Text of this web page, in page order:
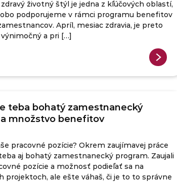
zdravý životný štýl je jedna z kľúčových oblastí,
podporujeme v rámci programu benefitov
Apríl, mesiac zdravia, je preto
a pri […]
teba bohatý zamestnanecký
množstvo benefitov
pracovné pozície? Okrem zaujímavej práce
aj bohatý zamestnanecký program. Zaujali
pozície a možnosť podieľať sa na
projektoch, ale ešte váhaš, či je to to správne